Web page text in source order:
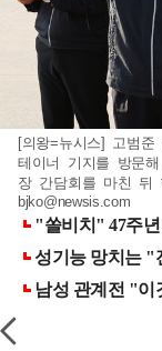
[의왕=뉴시스] 고범
테이너 기지를 방문
장 간담회를 마친 뒤
bjko@newsis.com